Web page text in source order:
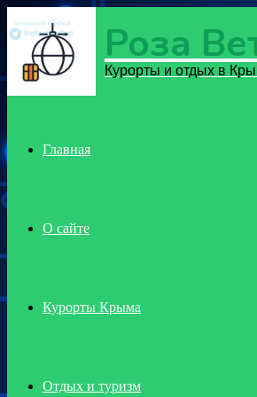
Menu Роза
Курорты и отдых в
Главная
О сайте
Курорты Крыма
Отдых и туризм